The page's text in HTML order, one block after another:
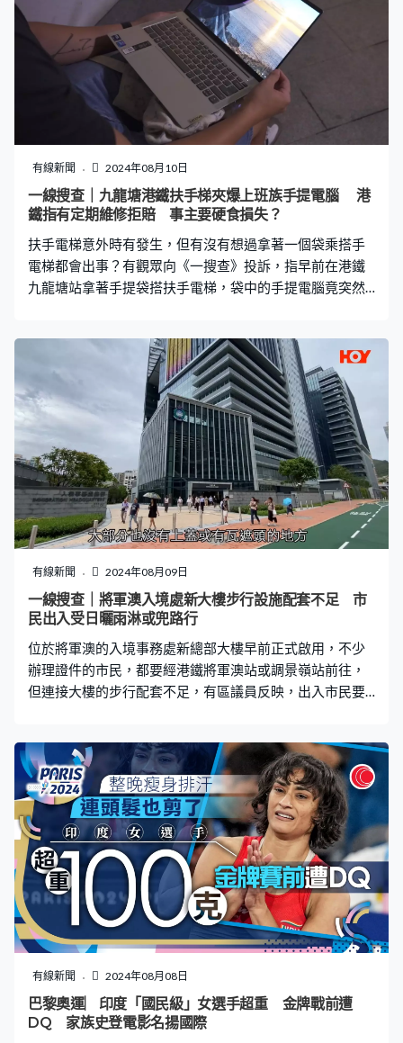
這幾天邁合村村口、全氏宗祠都有全紅嬋的海報，而特意
來打卡、拍照的人不少，又指有人到村的時海報還沒做
好，看到海報掛出來的短片後，又過來拍照打卡。據村幹
部全自華介紹，最近每天都有約1,000人來村裡打卡。
「最近村裡都是外地車牌的車，現在村裡還規劃了停車
位、安排人指揮交通，下午、晚上的遊客會多一些，還有
20多個外村的人來我們這兒擺攤。」全華才表示，「全紅
嬋這麼小的年紀能拿到兩次奧運冠軍很不容易，她現在是
我們這邊很多小孩子的榜樣，很多家長帶孩子來打卡。」
高齡祖父母在家 父訴苦：只想安安靜靜 據了解，全紅嬋
外，全紅嬋的80多歲爺爺嫲嫲也住在老家小院。
有線新聞 2024年08月10日
一線搜查｜九龍塘港鐵扶手梯夾爆上班族手提電腦 港
鐵指有定期維修拒賠 事主要硬食損失？
扶手電梯意外時有發生，但有沒有想過拿著一個袋乘搭手
電梯都會出事？有觀眾向《一搜查》投訴，指早前在港鐵
九龍塘站拿著手提袋搭扶手電梯，袋中的手提電腦竟突然
回家繼續工作，晚飯後在港鐵九龍塘站轉車，乘搭扶手電
梯上去時，電梯側面鐵板突然飛出來，他袋中的手提電腦
就被電梯夾住，並拗至彎曲變形。 他坦言，由於事出突
然，無想過每日乘搭的港鐵會發生這種意外，「非常不
幸，就好似死神來了的感覺。」由於電腦機殼已爆開，他
即時尋求港鐵職員協助，對方則指如需要提出索償，便聯
絡港鐵的客戶服務。 他指出，電腦屬公司資產，剛購入約
一個月，感到十分無奈。經過近三個月的跟進，港鐵終於
在7月中以電郵回覆Kelvin，稱扶手電梯有做定期檢查，事
發前涉事電梯運作正常，無證據證明意由於港鐵疏忽或不
作為而造成，因此不會賠償。 港鐵向《一線搜查》證實事
件，強調維修保養承辦商在事發前一晚做過檢查，確認運
作正常，公證行亦已就個案完成調查，並將結果通知當事
行跟進。 《一線搜
有線新聞 2024年08月09日
一線搜查｜將軍澳入境處新大樓步行設施配套不足 市
民出入受日曬雨淋或兜路行
位於將軍澳的入境事務處新總部大樓早前正式啟用，不少
辦理證件的市民，都要經港鐵將軍澳站或調景嶺站前往，
但連接大樓的步行配套不足，有區議員反映，出入市民要
務處總部所需時間，發現由將軍澳站前往約5分鐘，而調景
嶺站需要多一倍時間。但連接兩個港鐵站之間的通道，大
部份沒有上蓋。 由將軍澳站經商場及調景嶺體育館，旁邊
有一條有蓋天橋連接入境處總部，該條天橋最近已開通，
不過西貢區區議員張美雄指出，即使有蓋天橋已開通，但
要兜路走10多分鐘才到達新大樓，認為有關接駁設施有改
善空間。 他建議，將軍澳站與新總部大樓之間的寶邑路和
唐賢街交界，可設置對角過路處和延長綠燈時間，讓市民
更直接和方便前往大樓；附近巴士站應增設上蓋和坐椅，
方便乘搭巴士的市民。 他又指出，人境處總部旁邊，將興
建街市市政大樓，預計2028年或2029年落成。該市政大
樓設計上已有通道連接旁邊的商場，再接通將軍澳站。他
希望有關部門可考慮，在入境處總部大樓與新市政大樓之
有線新聞 2024年08月08日
巴黎奧運︳印度「國民級」女選手超重 金牌戰前遭
DQ 家族史登電影名揚國際